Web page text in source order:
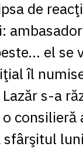
de
el se
îl
s-a
consilieră